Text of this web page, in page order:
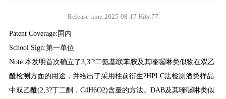
Release time:2025-08-17 Hits:77
Patent Coverage:国内
School Sign:第一单位
Note:本发明首次确立了3,3'?二氨基联苯胺及其喹喔啉类似物在双乙
酰检测方面的用途，并给出了采用柱前衍生?HPLC法检测酒类样品
中双乙酰(2,3?丁二酮，C4H6O2)含量的方法。DAB及其喹喔啉类似